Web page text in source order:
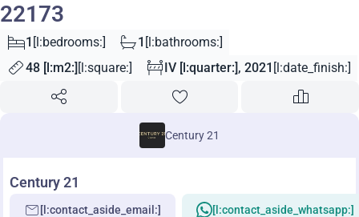
22173
1 [l:bedrooms:] 1 [l:bathrooms:]
48 [l:m2:] [l:square:] IV [l:quarter:], 2021 [l:date_finish:]
Century 21
Century 21
[l:contact_aside_email:] [l:contact_aside_whatsapp:]